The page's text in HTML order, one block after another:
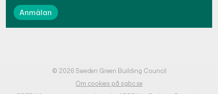
© 2026 Sweden Green Building Council
Om cookies på sgbc.se